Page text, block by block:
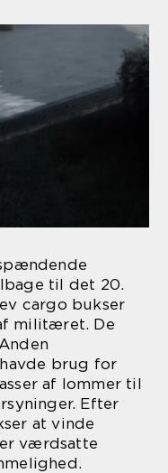
til det 20.
cargo bukser
militæret. De
brug for
af lommer til
Efter
at vinde
værdsatte